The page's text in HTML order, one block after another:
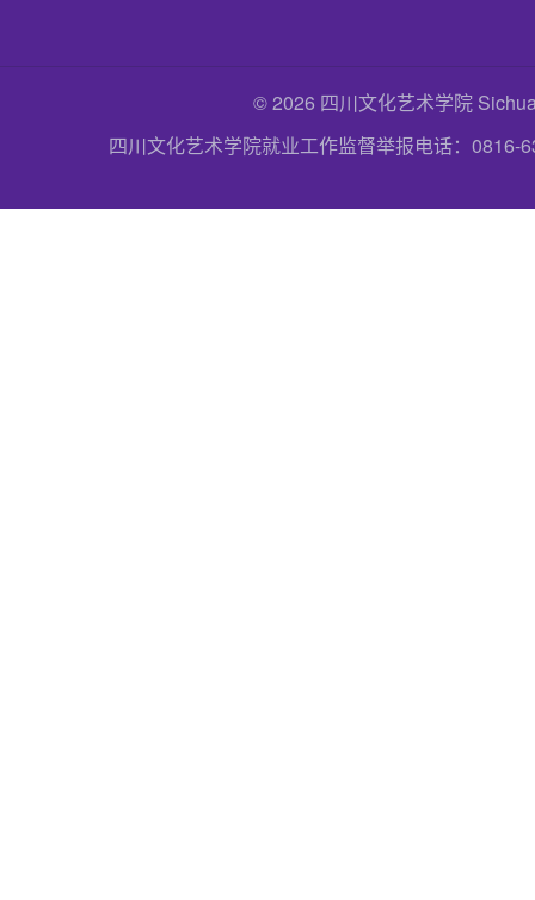
© 2026 四川文化艺术学院
四川文化艺术学院就业工作监督举报电话：